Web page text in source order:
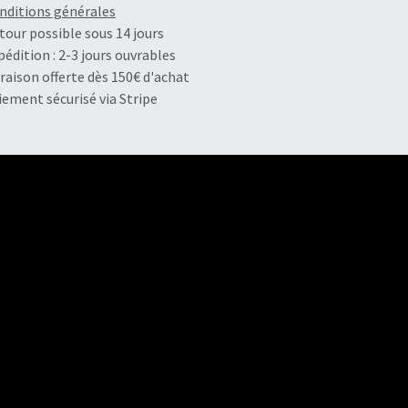
générales
possible sous 14 jours
: 2-3 jours ouvrables
offerte dès 150€ d'achat
sécurisé via Stripe